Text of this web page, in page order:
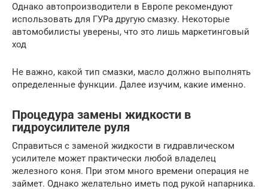
Однако автопроизводители в Европе рекомендуют
использовать для ГУРа другую смазку. Некоторые
автомобилисты уверены, что это лишь маркетинговый
ход
Не важно, какой тип смазки, масло должно выполнять
определенные функции. Далее изучим, какие именно.
Процедура замены жидкости в
гидроусилителе руля
Справиться с заменой жидкости в гидравлическом
усилителе может практически любой владелец
железного коня. При этом много времени операция не
займет. Однако желательно иметь под рукой напарника.